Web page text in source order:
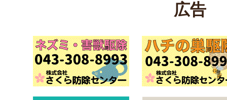
広告